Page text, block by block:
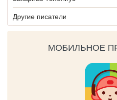
Другие писатели
МОБИЛЬНОЕ